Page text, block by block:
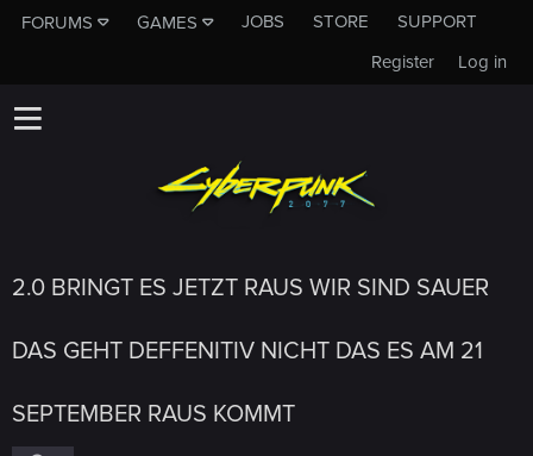
FORUMS GAMES JOBS STORE
SUPPORT
Log in
Register
2.0 BRINGT ES JETZT RAUS WIR SIND SAUER
DAS GEHT DEFFENITIV NICHT DAS ES AM 21
SEPTEMBER RAUS KOMMT